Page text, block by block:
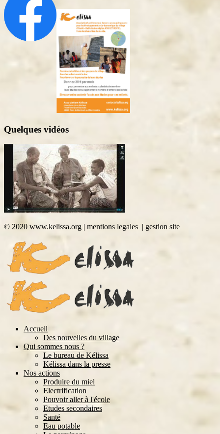
Quelques vidéos
© 2020 www.kelissa.org | mentions legales | gestion site
Accueil
Des nouvelles du village
Qui sommes nous ?
Le bureau de Kélissa
Kélissa dans la presse
Nos actions
Produire du miel
Electrification
Pouvoir aller à l'école
Etudes secondaires
Santé
Eau potable